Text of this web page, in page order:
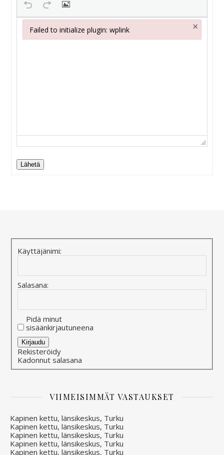
Lähetä
Käyttäjänimi:
Salasana:
Pidä minut
sisäänkirjautuneena
Alternative:
Kirjaudu
Rekisteröidy
Kadonnut salasana
VIIMEISIMMÄT VASTAUKSET
Kapinen kettu, länsikeskus, Turku
Kapinen kettu, länsikeskus, Turku
Kapinen kettu, länsikeskus, Turku
Kapinen kettu, länsikeskus, Turku
Kapinen kettu, länsikeskus, Turku
Failed to initialize plugin: wplink ×
Failed to initialize plugin: wplink